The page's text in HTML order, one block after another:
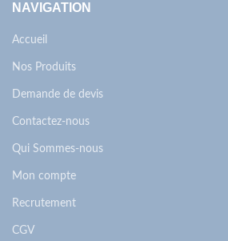
NAVIGATION
Accueil
Nos Produits
Demande de devis
Contactez-nous
Qui Sommes-nous
Mon compte
Recrutement
CGV